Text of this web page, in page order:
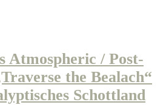
Atmospheric / Post-
the Bealach“
Schottland